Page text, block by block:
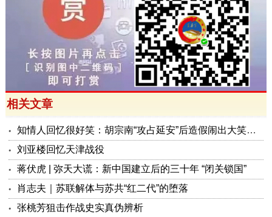
相关文章
知情人回忆很好笑：胡宗南“攻占延安”后造假闹出大笑话，逃离延安又留下了多少“宝贝武器”抵“房租”？
刘亚楼回忆天津战役
蒋伏虎 | 弥天大谎：新中国建立后的三十年 “闭关锁国”
肖志夫｜苏联解体与苏共“红二代”的堕落
张桃芳狙击作战史实真伪辨析